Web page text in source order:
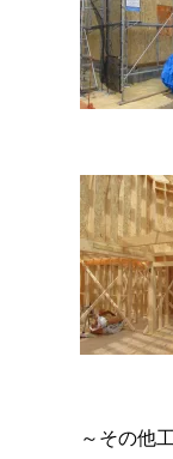
～その他